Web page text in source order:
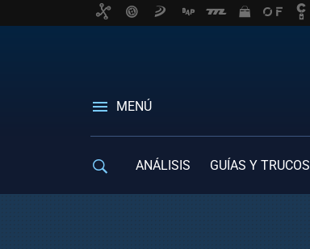
MENÚ
ANÁLISIS GUÍAS Y TRUCOS